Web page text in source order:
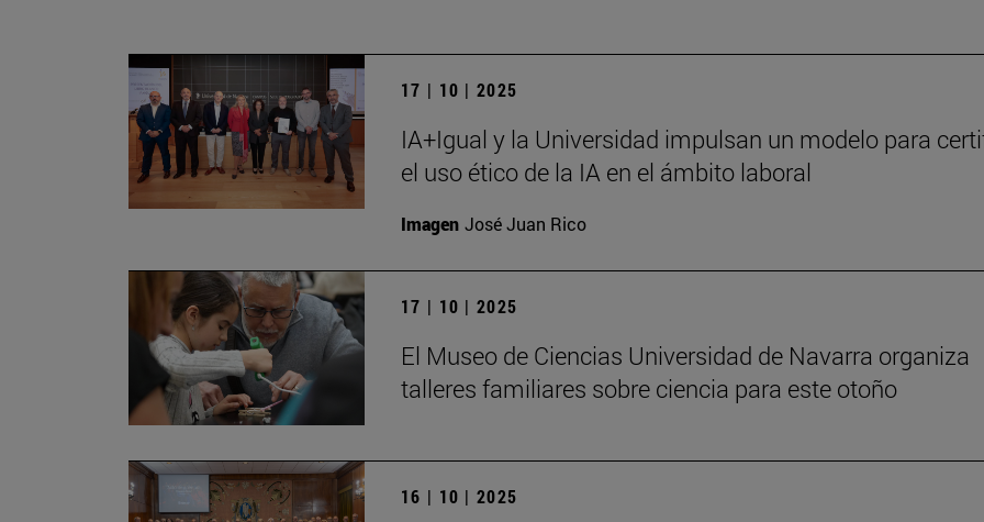
17 | 10 | 2025
IA+Igual y la Universidad impulsan un modelo para
el uso ético de la IA en el ámbito laboral
Imagen José Juan Rico
17 | 10 | 2025
El Museo de Ciencias Universidad de Navarra organiza
talleres familiares sobre ciencia para este otoño
16 | 10 | 2025